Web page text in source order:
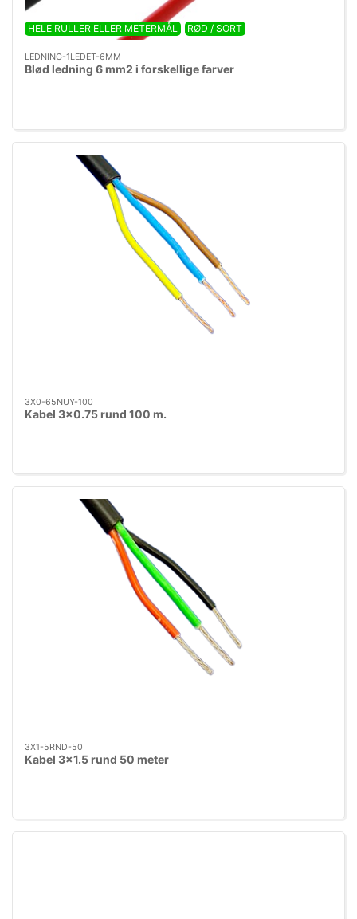
HELE RULLER ELLER METERMÅL RØD / SORT
LEDNING-1LEDET-6MM
Blød ledning 6 mm2 i forskellige farver
3X0-65NUY-100
Kabel 3x0.75 rund 100 m.
3X1-5RND-50
Kabel 3x1.5 rund 50 meter